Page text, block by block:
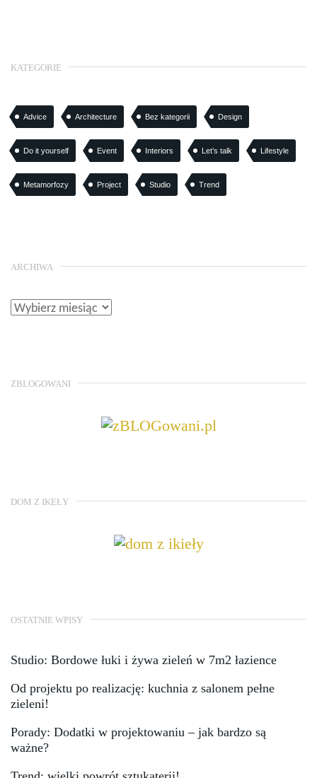
KATEGORIE
Advice Architecture Bez kategorii Design
Do it yourself Event Interiors Let’s talk Lifestyle
Metamorfozy Project Studio Trend
ARCHIWA
ZBLOGOWANI
DOM Z IKEŁY
OSTATNIE WPISY
Studio: Bordowe łuki i żywa zieleń w 7m2 łazience
Od projektu po realizację: kuchnia z salonem pełne
zieleni!
Porady: Dodatki w projektowaniu – jak bardzo są
ważne?